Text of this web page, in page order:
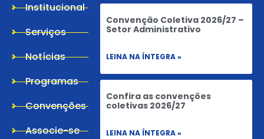
Institucional
Serviços
Notícias
Programas
Convenções
Associe-se
Convenção Coletiva 2026/27 –
Setor Administrativo
LEINA NA ÍNTEGRA »
Confira as convenções
coletivas 2026/27
LEINA NA ÍNTEGRA »